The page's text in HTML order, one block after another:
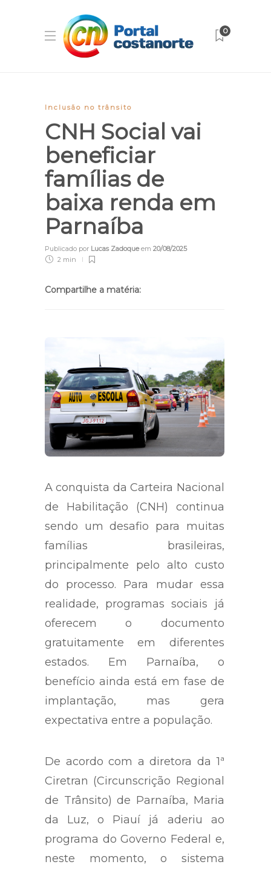
0
Inclusão no trânsito
CNH Social vai
beneficiar
famílias de
baixa renda em
Parnaíba
Publicado por Lucas Zadoqueem 20/08/2025
2 min
Compartilhe a matéria:
A conquista da Carteira Nacional
de Habilitação (CNH) continua
sendo um desafio para muitas
famílias brasileiras,
principalmente pelo alto custo
do processo. Para mudar essa
realidade, programas sociais já
oferecem o documento
gratuitamente em diferentes
estados. Em Parnaíba, o
benefício ainda está em fase de
implantação, mas gera
expectativa entre a população.
De acordo com a diretora da 1ª
Ciretran (Circunscrição Regional
de Trânsito) de Parnaíba, Maria
da Luz, o Piauí já aderiu ao
programa do Governo Federal e,
neste momento, o sistema